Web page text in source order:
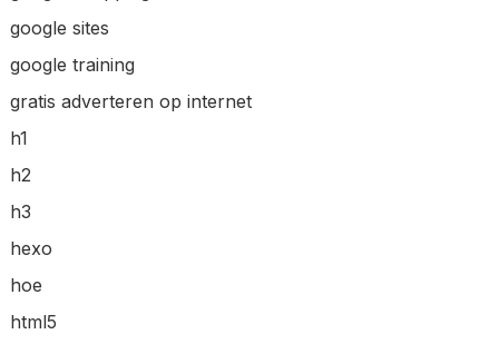
google sites
google training
gratis adverteren op internet
h1
h2
h3
hexo
hoe
html5